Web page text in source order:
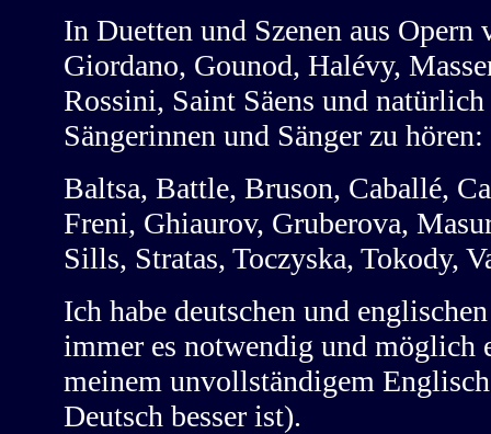
In Duetten und Szenen aus
Giordano, Gounod, Halévy,
Rossini, Saint Säens und
Sängerinnen und Sänger zu hören:
Baltsa, Battle, Bruson, Caballé,
Freni, Ghiaurov, Gruberova,
Sills, Stratas, Toczyska, Tokody,
Ich habe deutschen und
immer es notwendig und möglich
meinem unvollständigem
Deutsch besser ist).